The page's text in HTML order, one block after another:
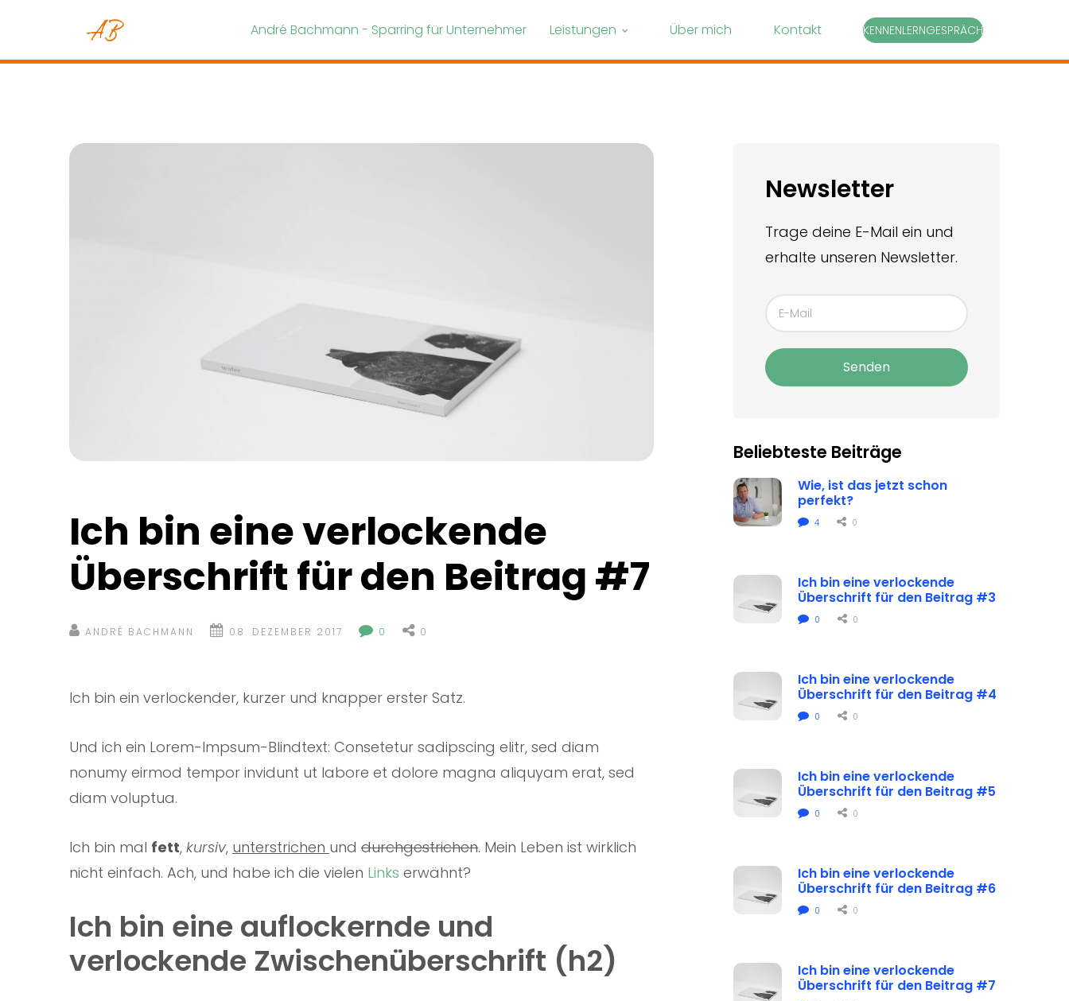
André Bachmann - Sparring für Unternehmer Leistungen Über mich Kontakt KENNENLERNGESPRÄCH
Workshop-Reihe Mitarbeiterführung
Ich bin eine verlockende
Überschrift für den Beitrag #7
ANDRÉ BACHMANN 08. DEZEMBER 2017 0 0
Ich bin ein verlockender, kurzer und knapper erster Satz.
Und ich ein Lorem-Impsum-Blindtext: Consetetur sadipscing elitr, sed diam
nonumy eirmod tempor invidunt ut labore et dolore magna aliquyam erat, sed
diam voluptua.
Ich bin mal fett, kursiv, unterstrichen und durchgestrichen. Mein Leben ist wirklich
nicht einfach. Ach, und habe ich die vielen Links erwähnt?
Ich bin eine auflockernde und
verlockende Zwischenüberschrift (h2)
Newsletter
Trage deine E-Mail ein und
erhalte unseren Newsletter.
Senden
Beliebteste Beiträge
Wie, ist das jetzt schon
perfekt?
4 0
Ich bin eine verlockende
Überschrift für den Beitrag #3
0 0
Ich bin eine verlockende
Überschrift für den Beitrag #4
0 0
Ich bin eine verlockende
Überschrift für den Beitrag #5
0 0
Ich bin eine verlockende
Überschrift für den Beitrag #6
0 0
Ich bin eine verlockende
Überschrift für den Beitrag #7